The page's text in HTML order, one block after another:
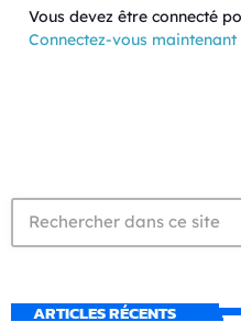
Vous devez être connecté
Connectez-vous maintenant
ARTICLES RÉCENTS